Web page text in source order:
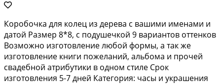
Коробочка для колец из дерева с вашими именами и
датой Размер 8*8, с подушечкой 9 вариантов оттенков
Возможно изготовление любой формы, а так же
изготовление книги пожеланий, альбома и прочей
свадебной атрибутики в одном стиле Срок
изготовления 5-7 дней Категория: часы и украшения